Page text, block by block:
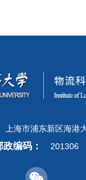
上海市浦东新区海港
政编码： 201306